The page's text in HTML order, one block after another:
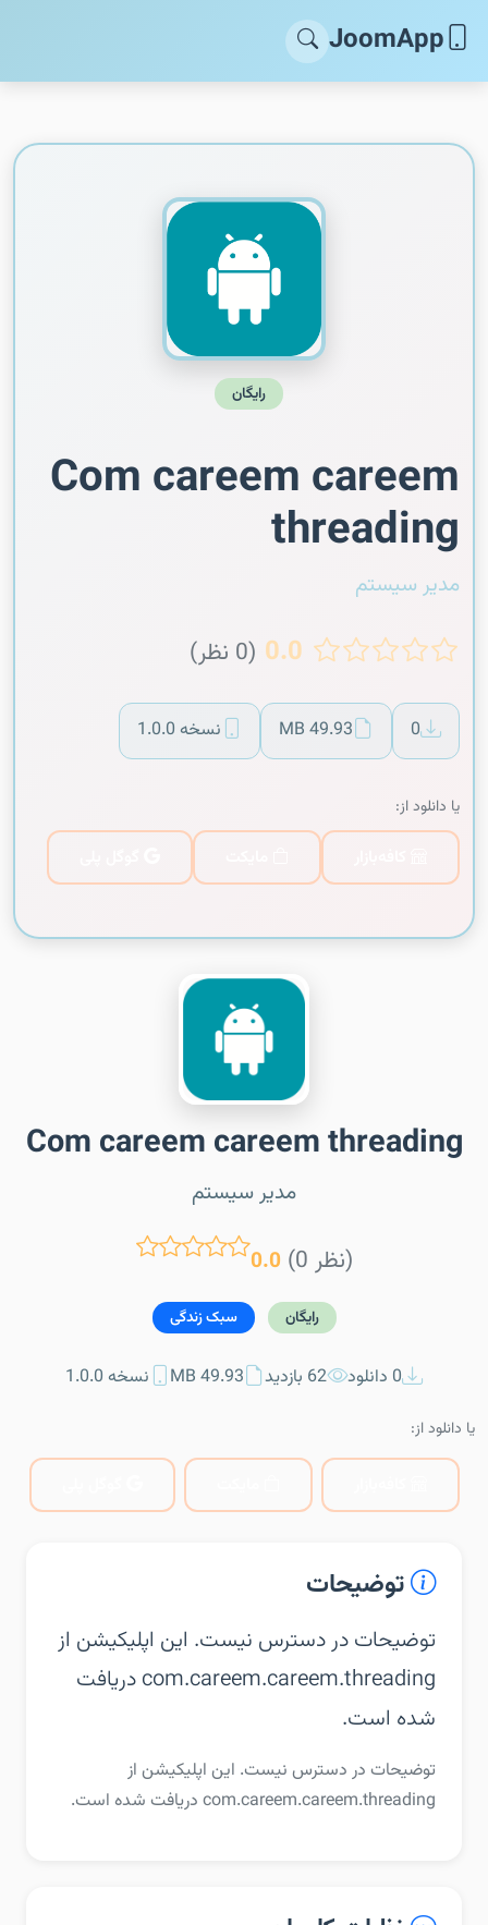
JoomApp
رایگان
Com careem careem
threading
مدیر سیستم
0.0 (0 نظر)
0
49.93 MB نسخه 1.0.0
یا دانلود از:
Com careem careem threading
مدیر سیستم
0.0 (0 نظر)
رایگان سبک زندگی
0 دانلود 62 بازدید 49.93 MB نسخه 1.0.0
یا دانلود از:
توضیحات
توضیحات در دسترس نیست. این اپلیکیشن از
com.careem.careem.threading دریافت
شده است.
توضیحات در دسترس نیست. این اپلیکیشن از
com.careem.careem.threading دریافت شده است.